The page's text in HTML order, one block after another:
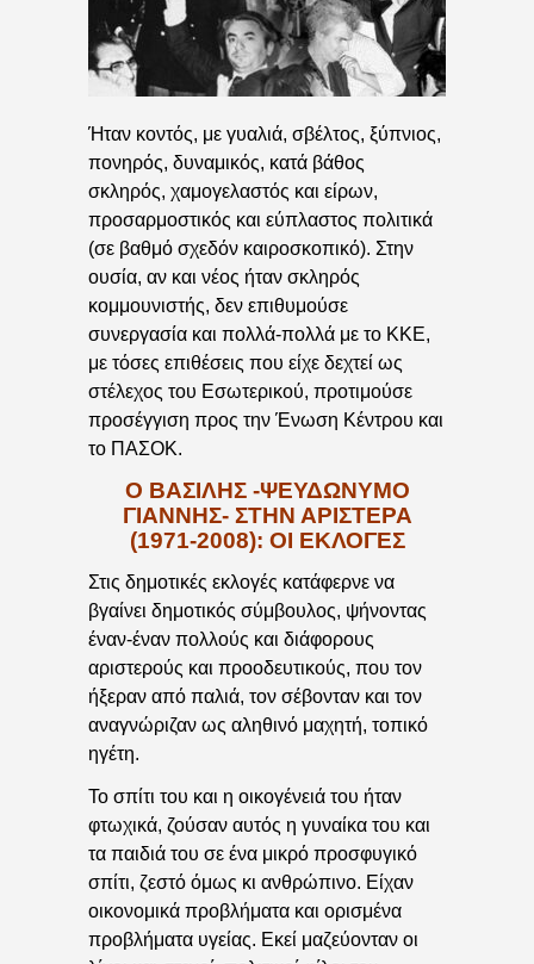
Ήταν κοντός, με γυαλιά, σβέλτος, ξύπνιος,
πονηρός, δυναμικός, κατά βάθος
σκληρός, χαμογελαστός και είρων,
προσαρμοστικός και εύπλαστος πολιτικά
(σε βαθμό σχεδόν καιροσκοπικό). Στην
ουσία, αν και νέος ήταν σκληρός
κομμουνιστής, δεν επιθυμούσε
συνεργασία και πολλά-πολλά με το ΚΚΕ,
με τόσες επιθέσεις που είχε δεχτεί ως
στέλεχος του Εσωτερικού, προτιμούσε
προσέγγιση προς την Ένωση Κέντρου και
το ΠΑΣΟΚ.
Ο ΒΑΣΙΛΗΣ -ΨΕΥΔΩΝΥΜΟ
ΓΙΑΝΝΗΣ- ΣΤΗΝ ΑΡΙΣΤΕΡΑ
(1971-2008): ΟΙ ΕΚΛΟΓΕΣ
Στις δημοτικές εκλογές κατάφερνε να
βγαίνει δημοτικός σύμβουλος, ψήνοντας
έναν-έναν πολλούς και διάφορους
αριστερούς και προοδευτικούς, που τον
ήξεραν από παλιά, τον σέβονταν και τον
αναγνώριζαν ως αληθινό μαχητή, τοπικό
ηγέτη.
Το σπίτι του και η οικογένειά του ήταν
φτωχικά, ζούσαν αυτός η γυναίκα του και
τα παιδιά του σε ένα μικρό προσφυγικό
σπίτι, ζεστό όμως κι ανθρώπινο. Είχαν
οικονομικά προβλήματα και ορισμένα
προβλήματα υγείας. Εκεί μαζεύονταν οι